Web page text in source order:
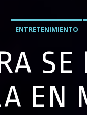
ENTRETENIMIENTO
EN